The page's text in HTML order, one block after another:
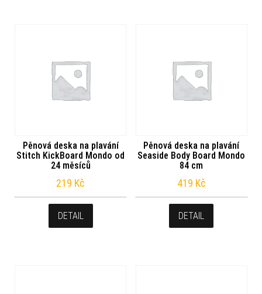
Pěnová deska na plavání
Stitch KickBoard Mondo od
24 měsíců
219 Kč
DETAIL
Pěnová deska na plavání
Seaside Body Board Mondo
84 cm
419 Kč
DETAIL